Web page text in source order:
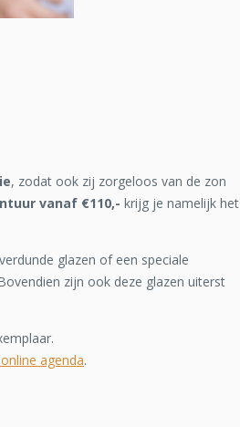
, zodat ook zij zorgeloos van de zon
vanaf €110,- krijg je namelijk het
glazen of een speciale
zijn ook deze glazen uiterst
agenda.